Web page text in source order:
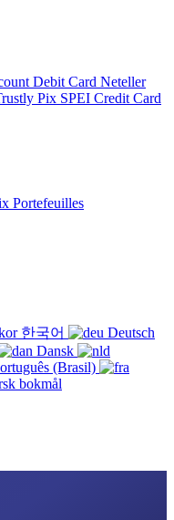
Debit Card Neteller
Pix SPEI Credit Card
Portefeuilles
한국어
Deutsch
Dansk
(Brasil)
bokmål